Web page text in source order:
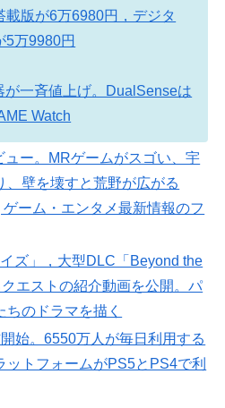
載版が6万6980円，デジタ
5万9980円
が一斉値上げ。DualSenseは
Watch
ュー。MRゲームがスゴい、宇
、壁を壊すと荒野が広がる
ゲーム・エンタメ最新情報のフ
ズ」，大型DLC「Beyond the
エストの紹介動画を公開。パ
のドラマを描く
始。6550万人が毎日利用する
ットフォームがPS5とPS4で利